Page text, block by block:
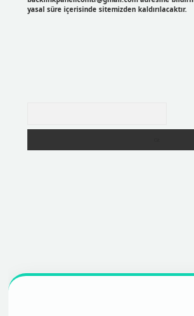
yasal süre içerisinde sitemizden kaldırılacaktır.